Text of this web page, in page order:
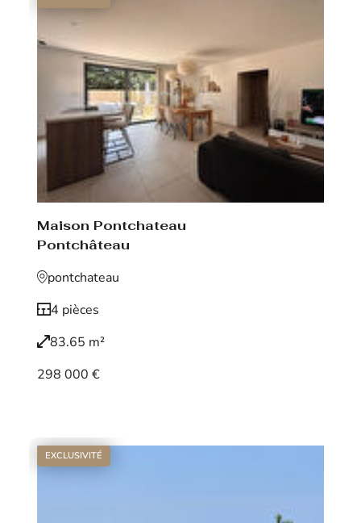
Maison Pontchateau
Pontchâteau
pontchateau
4 pièces
83.65 m²
298 000 €
EXCLUSIVITÉ